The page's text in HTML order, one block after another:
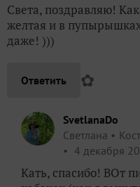
Света, поздравляю!
желтая и в
даже! )))
Ответить ✿
SvetlanaDo
Светлана
4 декабря
Кать, спасибо! ВОт